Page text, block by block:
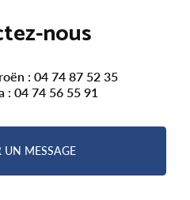
nous
: 04 74 87 52 35
: 04 74 56 55 91
UN MESSAGE